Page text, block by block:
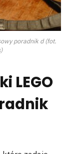
poradnik d (fot.
LEGO